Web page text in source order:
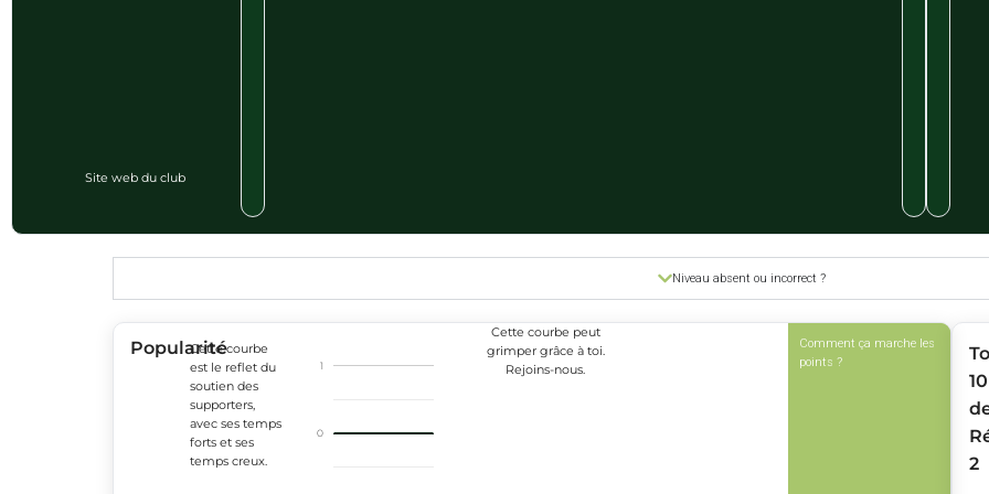
Site web du club
Niveau absent ou incorrect ?
PopularitéCette courbe
est le reflet du
soutien des
supporters,
avec ses temps
forts et ses
temps creux.
0
1
Cette courbe peut
grimper grâce à toi.
Rejoins-nous.
Comment ça marche les
points ?
10
2